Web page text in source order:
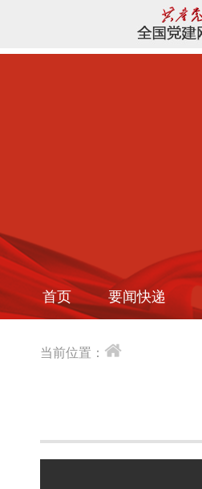
首页 要闻快递
当前位置：